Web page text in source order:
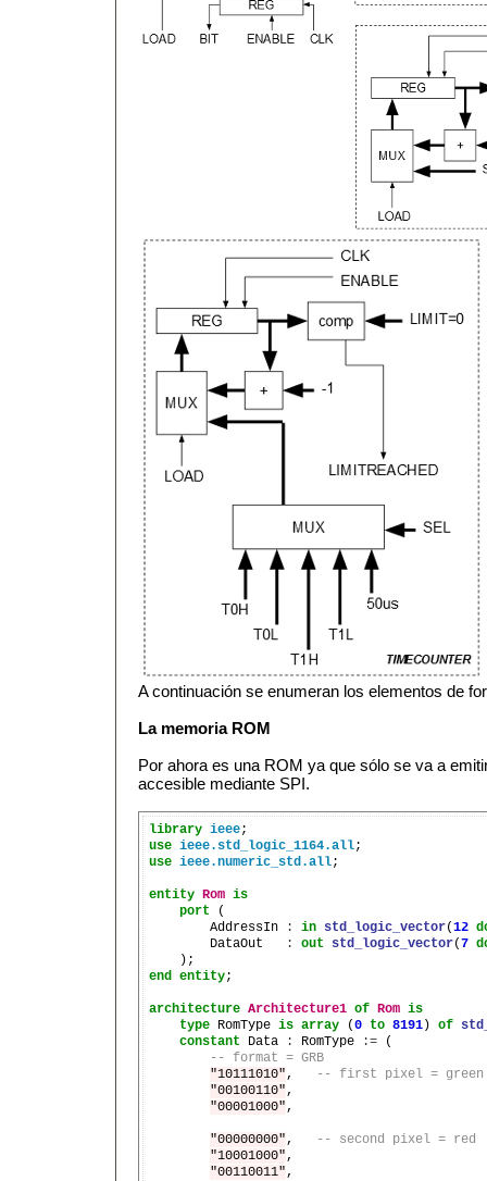
A continuación se enumeran los elementos de
La memoria ROM
Por ahora es una ROM ya que sólo se va a
accesible mediante SPI.
library ieee
use ieee.std_logic_1164.all
use ieee.numeric_std.all;
entity Rom is
port (
        AddressIn
: in std_logic_vector(12
        DataOut
: out std_logic_vector(7
end entity;
architecture Architecture1 of Rom is
type RomType is array (0 to 8191) of
constant Data : RomType := (
-- format = GRB
"10111010",
-- first pixel = green
"00100110",
"00001000",
"00000000",
-- second pixel = red
"10001000",
"00110011",